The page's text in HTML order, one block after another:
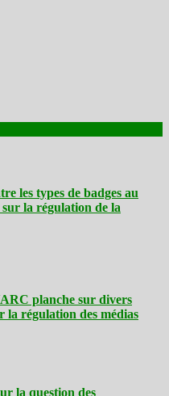
les types de badges au
sur la régulation de la
planche sur divers
la régulation des médias
la question des